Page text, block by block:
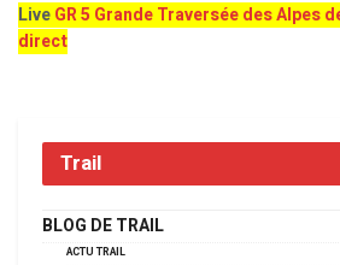
LiveGR 5 Grande Traversée des Alpes
direct
Trail
BLOG DE TRAIL
ACTU TRAIL